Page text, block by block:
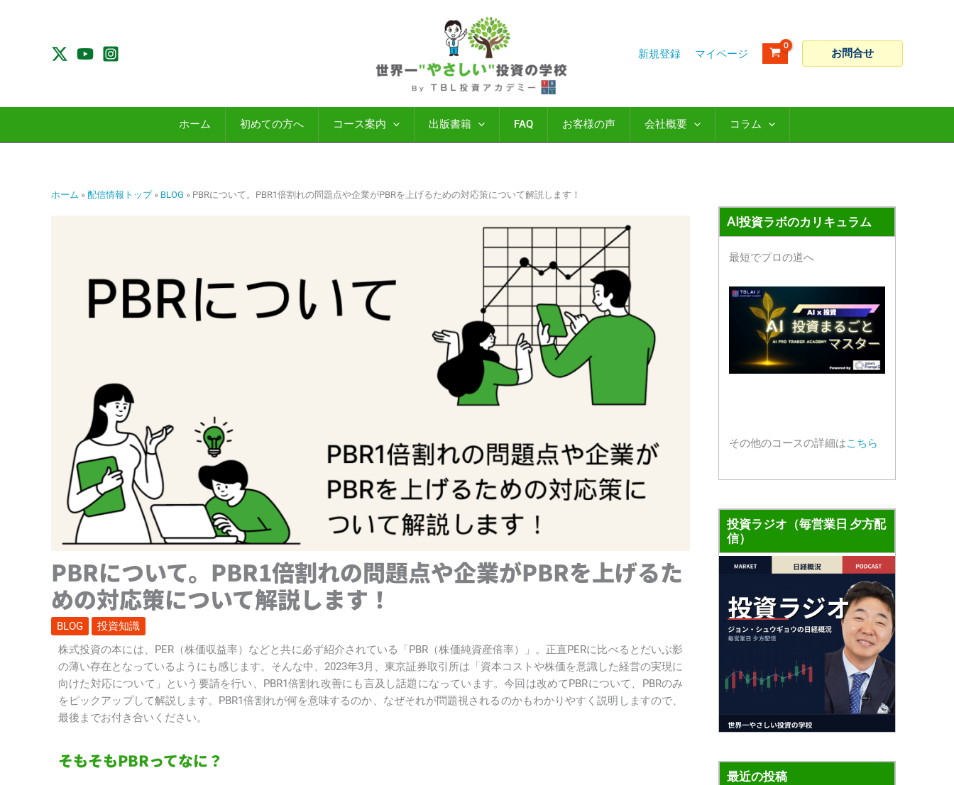
プ
新規登録 お問合せ
ホーム 初めての方へ コース案内 出版書籍 FAQ お客様の声 会社概要 コラム
ホーム » 配信情報トップ» BLOG » PBRについて。PBR1倍割れの問題点や企業がPBRを上げるための対応策について解説します！
PBRについて。PBR1倍割れの問題点や企業がPBRを上げるた
めの対応策について解説します！
BLOG
投資知識
株式投資の本には、PER（株価収益率）などと共に必ず紹介されている「PBR（株価純資産倍率）」。正直PERに比べるとだいぶ影
の薄い存在となっているようにも感じます。そんな中、2023年3月、東京証券取引所は「資本コストや株価を意識した経営の実現に
向けた対応について」という要請を行い、PBR1倍割れ改善にも言及し話題になっています。今回は改めてPBRについて、PBRのみ
をピックアップして解説します。PBR1倍割れが何を意味するのか、なぜそれが問題視されるのかもわかりやすく説明しますので、
最後までお付き合いください。
そもそもPBRってなに？
AI投資ラボのカリキュラム
最短でプロの道へ
その他のコースの詳細はこちら
投資ラジオ（毎営業日 夕方配
信）
最近の投稿
カゴ